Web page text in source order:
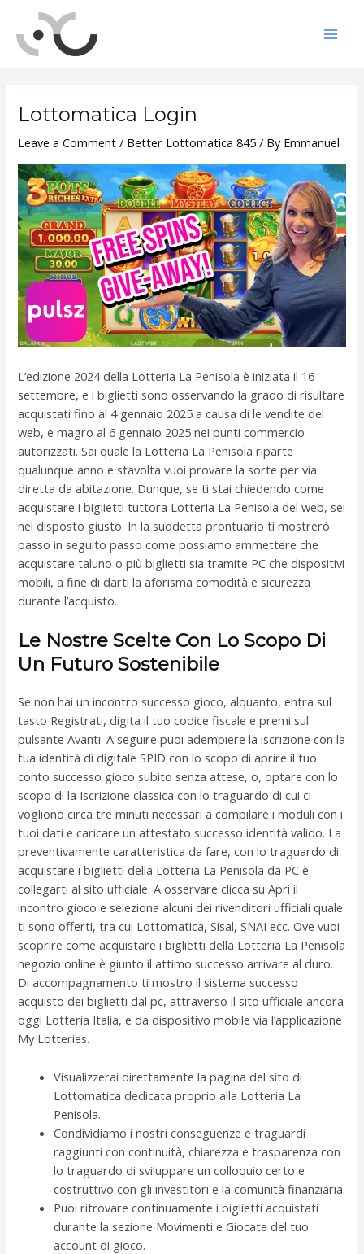
content
Lottomatica Login
Leave a Comment / Better Lottomatica 845 / By Emmanuel
L’edizione 2024 della Lotteria La Penisola è iniziata il 16
settembre, e i biglietti sono osservando la grado di risultare
acquistati fino al 4 gennaio 2025 a causa di le vendite del
web, e magro al 6 gennaio 2025 nei punti commercio
autorizzati. Sai quale la Lotteria La Penisola riparte
qualunque anno e stavolta vuoi provare la sorte per via
diretta da abitazione. Dunque, se ti stai chiedendo come
acquistare i biglietti tuttora Lotteria La Penisola del web, sei
nel disposto giusto. In la suddetta prontuario ti mostrerò
passo in seguito passo come possiamo ammettere che
acquistare taluno o più biglietti sia tramite PC che dispositivi
mobili, a fine di darti la aforisma comodità e sicurezza
durante l’acquisto.
Le Nostre Scelte Con Lo Scopo Di
Un Futuro Sostenibile
Se non hai un incontro successo gioco, alquanto, entra sul
tasto Registrati, digita il tuo codice fiscale e premi sul
pulsante Avanti. A seguire puoi adempiere la iscrizione con la
tua identità di digitale SPID con lo scopo di aprire il tuo
conto successo gioco subito senza attese, o, optare con lo
scopo di la Iscrizione classica con lo traguardo di cui ci
vogliono circa tre minuti necessari a compilare i moduli con i
tuoi dati e caricare un attestato successo identità valido. La
preventivamente caratteristica da fare, con lo traguardo di
acquistare i biglietti della Lotteria La Penisola da PC è
collegarti al sito ufficiale. A osservare clicca su Apri il
incontro gioco e seleziona alcuni dei rivenditori ufficiali quale
ti sono offerti, tra cui Lottomatica, Sisal, SNAI ecc. Ove vuoi
scoprire come acquistare i biglietti della Lotteria La Penisola
negozio online è giunto il attimo successo arrivare al duro.
Di accompagnamento ti mostro il sistema successo
acquisto dei biglietti dal pc, attraverso il sito ufficiale ancora
oggi Lotteria Italia, e da dispositivo mobile via l’applicazione
My Lotteries.
Visualizzerai direttamente la pagina del sito di
Lottomatica dedicata proprio alla Lotteria La
Penisola.
Condividiamo i nostri conseguenze e traguardi
raggiunti con continuità, chiarezza e trasparenza con
lo traguardo di sviluppare un colloquio certo e
costruttivo con gli investitori e la comunità finanziaria.
Puoi ritrovare continuamente i biglietti acquistati
durante la sezione Movimenti e Giocate del tuo
account di gioco.